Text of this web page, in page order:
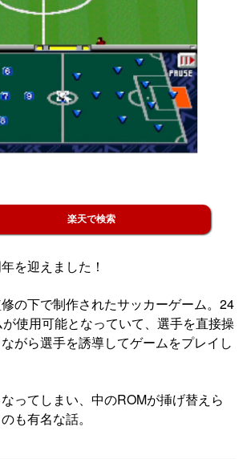
楽天で検索
を迎えました！
の下で制作されたサッカーゲーム。24
使用可能となっていて、選手を直接操
がら選手を誘導してゲームをプレイし
ってしまい、中のROMが挿げ替えら
も有名な話。